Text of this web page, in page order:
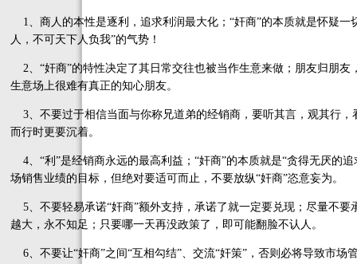
1、商人的本性是逐利，追求利润最大化；“奸商”的本质就是怀疑一
人，不可天下人负我”的气势！
2、“奸商”的特性决定了其日常交往也被当作生意来做；朋友归朋
生意场上很难有真正的知心朋友。
3、不要过于相信当面与你称兄道弟的经销商，要听其言，观其行
而行时更要沉着。
4、“利”是经销商永远的最高利益；“奸商”的本质就是“贪得无厌的
场销售业绩的目标，但绝对要适可而止，不要放纵“奸商”恣意妄为。
5、不要轻易承诺“奸商”额外支持，承诺了就一定要兑现；尽量不要
越大，永不知足；只要哪一天再没政策了，即可能翻脸不认人。
6、不要让“奸商”之间“互相勾结”、交流“奸策”，否则必将导致市